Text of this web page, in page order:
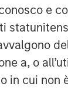
e
a, o
in cui